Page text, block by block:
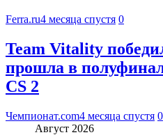
Ferra.ru4 месяца спустя 0
Team Vitality
прошла в
CS 2
Чемпионат.com4 месяца спустя 0
Август 2026